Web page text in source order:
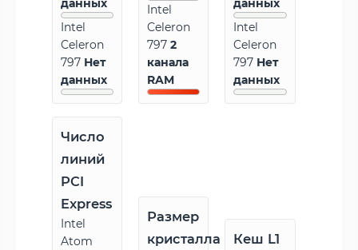
данных
Intel
Celeron
797 Нет
данных
Intel
Celeron
7972
канала
RAM
данных
Intel
Celeron
797 Нет
данных
Число
линий
PCI
Express
Intel
Atom
Размер
кристалла
Кеш L1